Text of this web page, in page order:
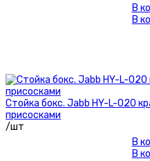
В
В
Стойка бокс. Jabb HY-L-020
присосками
/шт
В
В